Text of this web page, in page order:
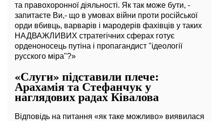
та правохоронної діяльності. Як так може бути, -
запитаєте Ви,- що в умовах війни проти російської
орди вбивць, варварів і мародерів фахівців у таких
НАДВАЖЛИВИХ стратегічних сферах готує
орденоносець путіна і пропагандист "ідеології
русского міра"?»
«Слуги» підставили плече:
Арахамія та Стефанчук у
наглядових радах Ківалова
Відповідь на питання «як таке можливо» виявилася